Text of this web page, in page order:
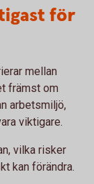
för
mellan
främst om
arbetsmiljö,
viktigare.
vilka risker
kan förändra.